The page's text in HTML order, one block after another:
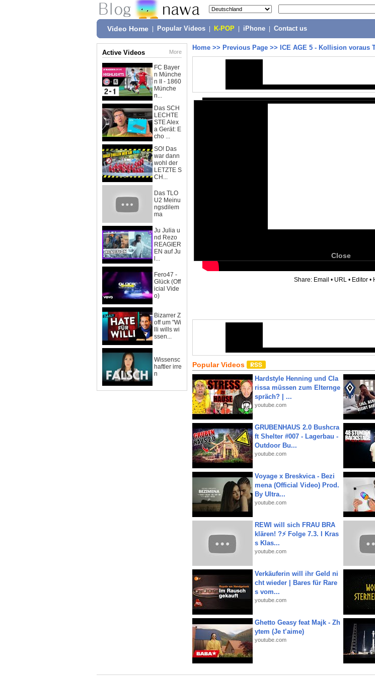
Video Home Popular Videos K-POP iPhone Contact us
Active Videos More
FC Bayer
n Münche
n II - 1860
Münche
n...
Das SCH
LECHTE
STE Alex
a Gerät: E
cho ...
SO! Das
war dann
wohl der
LETZTE S
CH...
Das TLO
U2 Meinu
ngsdilem
ma
Ju Julia u
nd Rezo
REAGIER
EN auf Ju
l...
Fero47 -
Glück (Off
icial Vide
o)
Bizarrer Z
off um "Wi
lli wills wi
ssen...
Wissensc
haftler irre
n
Home >> Previous Page >> ICE AGE 5 - Kollision voraus
Close
Share: Email • URL • Editor •
Popular Videos
Hardstyle Henning und Cla
rissa müssen zum Elternge
spräch? | ...
youtube.com
GRUBENHAUS 2.0 Bushcra
ft Shelter #007 - Lagerbau -
Outdoor Bu...
youtube.com
Voyage x Breskvica - Bezi
mena (Official Video) Prod.
By Ultra...
youtube.com
REWI will sich FRAU BRA
klären! ?⚡️ Folge 7.3. I Kras
s Klas...
youtube.com
Verkäuferin will ihr Geld ni
cht wieder | Bares für Rare
s vom...
youtube.com
Ghetto Geasy feat Majk - Zh
ytem (Je t’aime)
youtube.com